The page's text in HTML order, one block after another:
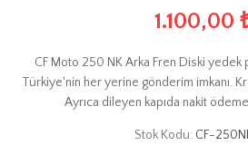
1.100,00
CF Moto 250 NK Arka Fren Diski yedek
Türkiye'nin her yerine gönderim imkanı.
Ayrıca dileyen kapıda nakit
Stok Kodu: CF-